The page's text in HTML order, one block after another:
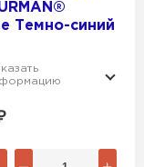
Темно-синий